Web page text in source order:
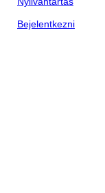
Bejelentkezni